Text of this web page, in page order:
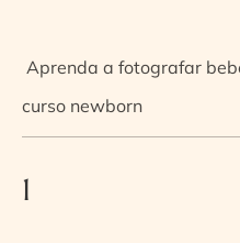
Aprenda a fotografar
curso newborn
1